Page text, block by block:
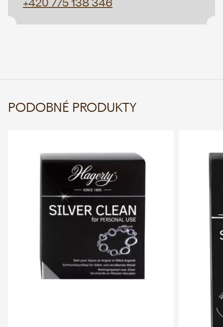
+420 775 138 346
PODOBNÉ PRODUKTY